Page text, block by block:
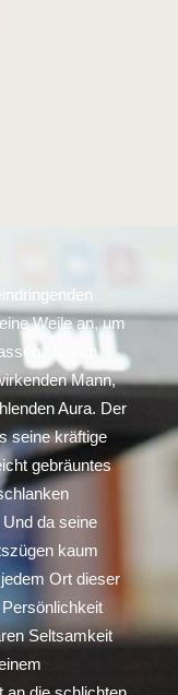
Weile an, um
Jenem
Mann,
Aura. Der
seine kräftige
gebräuntes
da seine
kaum
Ort dieser
Seltsamkeit